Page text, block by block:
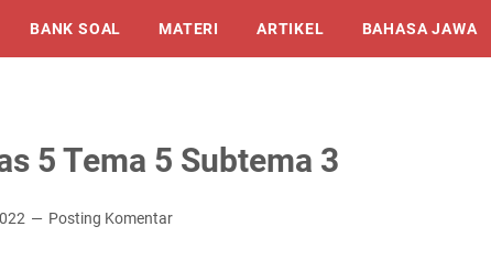
BANK SOAL MATERI ARTIKEL BAHASA JAWA
5 Tema 5 Subtema 3
Posting Komentar